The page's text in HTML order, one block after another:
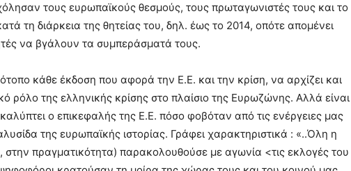
τους ευρωπαϊκούς θεσμούς, τους πρωταγωνιστές τους και το
τη διάρκεια της θητείας του, δηλ. έως το 2014, οπότε απομένει
να βγάλουν τα συμπεράσματά τους.
κάθε έκδοση που αφορά την Ε.Ε. και την κρίση, να αρχίζει και
ρόλο της ελληνικής κρίσης στο πλαίσιο της Ευρωζώνης. Αλλά είναι
ο επικεφαλής της Ε.Ε. πόσο φοβόταν από τις ενέργειες μας
της ευρωπαϊκής ιστορίας. Γράφει χαρακτηριστικά : «..Όλη η
πραγματικότητα) παρακολουθούσε με αγωνία <τις εκλογές του